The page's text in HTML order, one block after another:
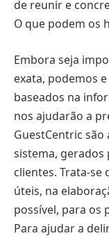
de reunir e
O que podem os
Embora seja
exata, podemos
baseados na
nos ajudarão a
GuestCentric
sistema, gerados
clientes. Trata-
úteis, na
possível, para os
Para ajudar a